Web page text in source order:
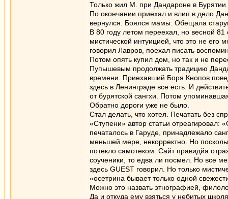
Только жил М. при Дандароне в Бурятии
По окончании приехал и влип в дело
вернулся. Боялся мамы. Обещала
В 80 году летом переехал, но весной 81
мистической интуицией, что это не
говорил Лавров, поехал писать
Потом опять купил дом, но так и не
Пупышевым продолжать традицию
времени. Приехавший Боря Кнопов
здесь в Ленинграде все есть. И
от бурятской сангхи. Потом
Обратно дороги уже не было.
Стал делать, что хотел. Печатать без
«Ступени» автор статьи
печаталось в Гаруде, принадлежало
меньшей мере, некорректно. Но
потекло самотеком. Сайт правидйа
соученики, то едва ли посмел. Но все
здесь GUEST говорил. Но только
«осетрина бывает только одной
Можно это назвать этнографией,
Да и откуда ему взяться у небитых